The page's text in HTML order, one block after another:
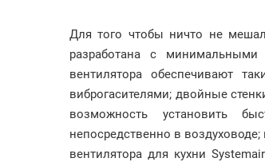
Для того чтобы ничто не
разработана с минимальными
вентилятора обеспечивают
виброгасителями; двойные
возможность установить
непосредственно в
вентилятора для кухни